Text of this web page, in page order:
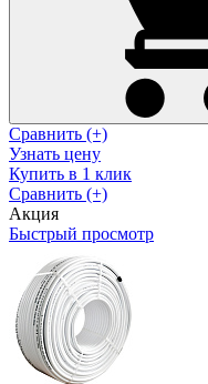
Сравнить (+)
Узнать цену
Купить в 1 клик
Сравнить (+)
Акция
Быстрый просмотр